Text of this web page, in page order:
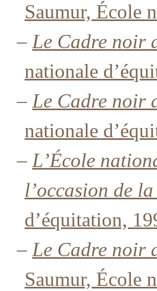
Saumur, École
– Le Cadre noir
nationale
– Le Cadre noir
nationale
– L’École
l’occasion de
d’équitation,
– Le Cadre noir
Saumur, École